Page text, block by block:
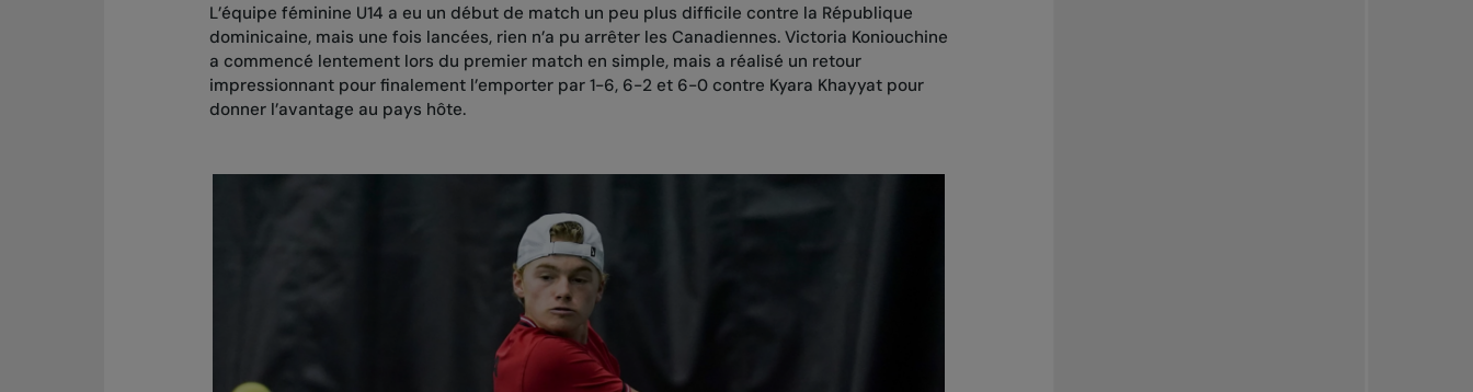
L’équipe féminine U14 a eu un début de match un peu plus difficile contre la République
dominicaine, mais une fois lancées, rien n’a pu arrêter les Canadiennes. Victoria Koniouchine
a commencé lentement lors du premier match en simple, mais a réalisé un retour
impressionnant pour finalement l’emporter par 1-6, 6-2 et 6-0 contre Kyara Khayyat pour
donner l’avantage au pays hôte.